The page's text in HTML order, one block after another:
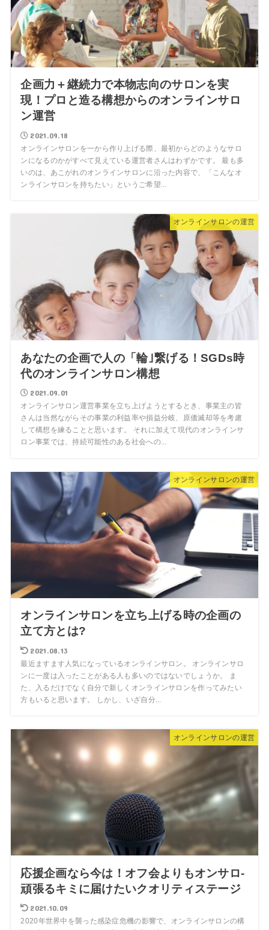
企画力＋継続力で本物志向のサロンを実
現！プロと造る構想からのオンラインサロ
ン運営
2021.09.18
オンラインサロンを一から作り上げる際、最初からどのようなサロ
ンになるのかがすべて見えている運営者さんはわずかです。 最も多
いのは、あこがれのオンラインサロンに沿った内容で、「こんなオ
ンラインサロンを持ちたい」というご希望...
オンラインサロンの運営
あなたの企画で人の「輪｣繋げる！SGDs時
代のオンラインサロン構想
2021.09.01
オンラインサロン運営事業を立ち上げようとするとき、事業主の皆
さんは当然ながらその事業の利益率や損益分岐、原価滅却等を考慮
して構想を練ることと思います。 それに加えて現代のオンラインサ
ロン事業では、持続可能性のある社会への...
オンラインサロンの運営
オンラインサロンを立ち上げる時の企画の
立て方とは?
2021.08.13
最近ますます人気になっているオンラインサロン。 オンラインサロ
ンに一度は入ったことがある人も多いのではないでしょうか。 ま
た、入るだけでなく自分で新しくオンラインサロンを作ってみたい
方もいると思います。 しかし、いざ自分...
オンラインサロンの運営
応援企画なら今は！オフ会よりもオンサロ‐
頑張るキミに届けたいクオリティステージ
2021.10.09
2020年世界中を襲った感染症危機の影響で、オンラインサロンの構